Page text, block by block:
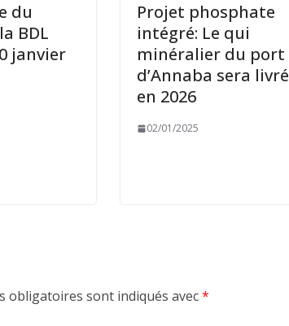
du
BDL
janvier
Projet phosphate
intégré: Le qui
minéralier du port
d’Annaba sera livré
en 2026
02/01/2025
obligatoires sont indiqués avec*